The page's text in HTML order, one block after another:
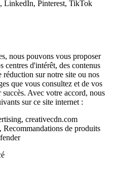
LinkedIn, Pinterest, TikTok
nous pouvons vous proposer
centres d'intérêt, des contenus
réduction sur notre site ou nos
que vous consultez et de vos
Avec votre accord, nous
sur ce site internet :
creativecdn.com
de produits